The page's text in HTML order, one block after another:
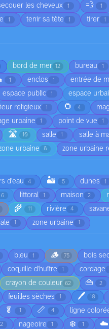
les cheveux 1 💨 1
1 tenir sa tête 1 tirer 1
bord de mer 12 bureau 1
1 enclos 1 entrée de
espace public 1 espace
religieux 1 🌻 4
urbaine 1 point de vue 1
🛣️ 10 salle 1 salle à
urbaine 8 zone urbaine
d'eau 4 🏜️ 5 dunes 1
6 littoral 1 maison 2
🌾 11 rivière 4
1 zone urbaine 1
bleu 1 🪵 75 bois
coquille d'huître 1 cordage
crayon de couleur 62 👜 2
feuilles sèches 1 🖊️ 10
🥬 1 📏 4 ligne
2 nageoire 1 ❄️ 1 ☁️